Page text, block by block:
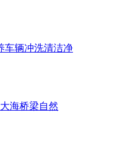
车辆冲洗清洁净
海桥梁自然